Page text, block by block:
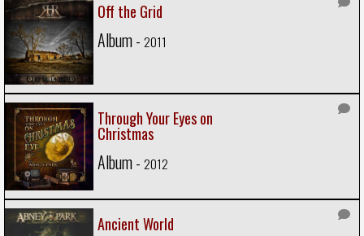
Off the Grid
Album - 2011
Through Your Eyes on
Christmas
Album - 2012
Ancient World